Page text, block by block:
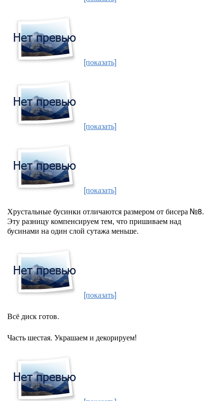
[показать]
[показать]
[показать]
Хрустальные бусинки отличаются размером от бисера №8.
Эту разницу компенсируем тем, что пришиваем над
бусинами на один слой сутажа меньше.
[показать]
Всё диск готов.
Часть шестая. Украшаем и декорируем!